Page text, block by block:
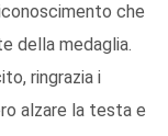
che
della medaglia.
ringrazia i
alzare la testa e